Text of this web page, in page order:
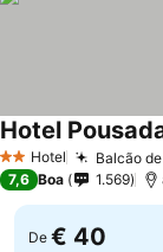
2 Estrelas
Hotel Balcão
Hotel
7,6 Boa 1.569
De € 40